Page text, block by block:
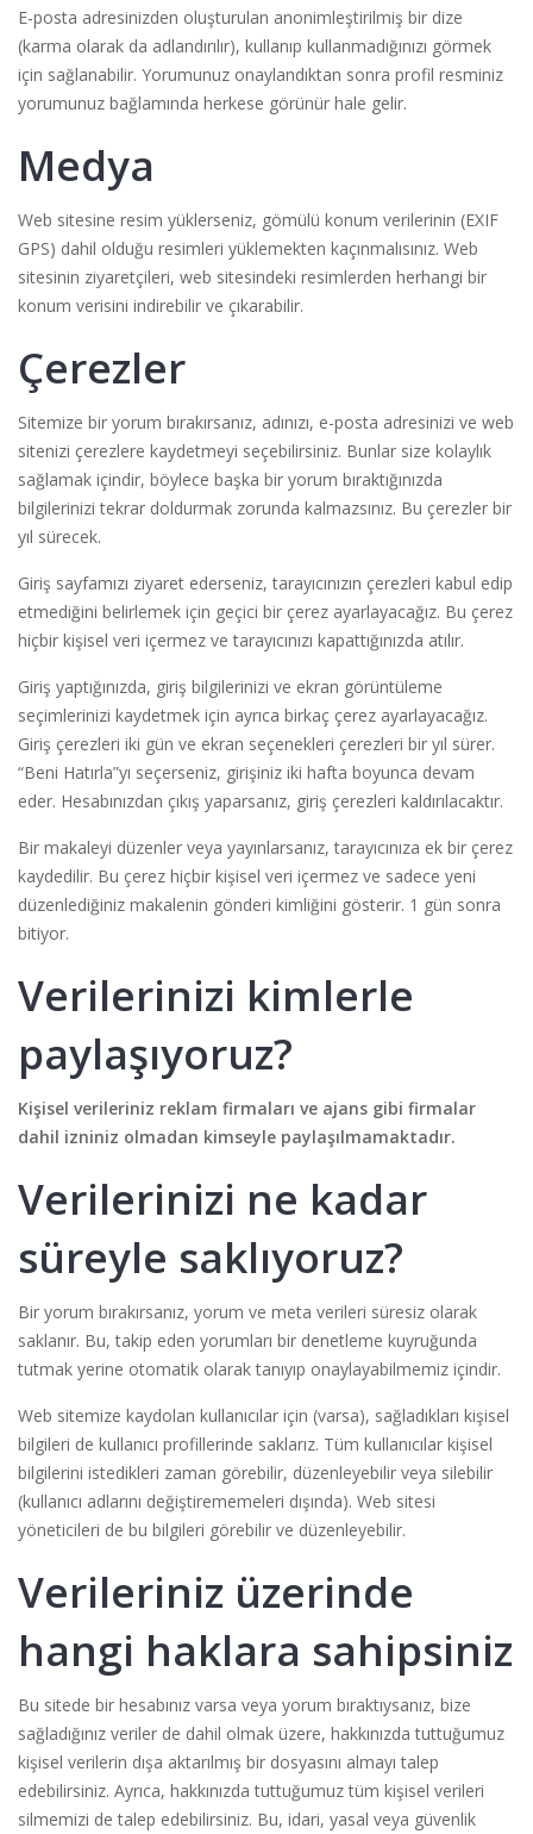
E-posta adresinizden oluşturulan anonimleştirilmiş bir dize
(karma olarak da adlandırılır), kullanıp kullanmadığınızı görmek
için sağlanabilir. Yorumunuz onaylandıktan sonra profil resminiz
yorumunuz bağlamında herkese görünür hale gelir.
Medya
Web sitesine resim yüklerseniz, gömülü konum verilerinin (EXIF
GPS) dahil olduğu resimleri yüklemekten kaçınmalısınız. Web
sitesinin ziyaretçileri, web sitesindeki resimlerden herhangi bir
konum verisini indirebilir ve çıkarabilir.
Çerezler
Sitemize bir yorum bırakırsanız, adınızı, e-posta adresinizi ve web
sitenizi çerezlere kaydetmeyi seçebilirsiniz. Bunlar size kolaylık
sağlamak içindir, böylece başka bir yorum bıraktığınızda
bilgilerinizi tekrar doldurmak zorunda kalmazsınız. Bu çerezler bir
yıl sürecek.
Giriş sayfamızı ziyaret ederseniz, tarayıcınızın çerezleri kabul edip
etmediğini belirlemek için geçici bir çerez ayarlayacağız. Bu çerez
hiçbir kişisel veri içermez ve tarayıcınızı kapattığınızda atılır.
Giriş yaptığınızda, giriş bilgilerinizi ve ekran görüntüleme
seçimlerinizi kaydetmek için ayrıca birkaç çerez ayarlayacağız.
Giriş çerezleri iki gün ve ekran seçenekleri çerezleri bir yıl sürer.
“Beni Hatırla”yı seçerseniz, girişiniz iki hafta boyunca devam
eder. Hesabınızdan çıkış yaparsanız, giriş çerezleri kaldırılacaktır.
Bir makaleyi düzenler veya yayınlarsanız, tarayıcınıza ek bir çerez
kaydedilir. Bu çerez hiçbir kişisel veri içermez ve sadece yeni
düzenlediğiniz makalenin gönderi kimliğini gösterir. 1 gün sonra
bitiyor.
Verilerinizi kimlerle
paylaşıyoruz?
Kişisel verileriniz reklam firmaları ve ajans gibi firmalar
dahil izniniz olmadan kimseyle paylaşılmamaktadır.
Verilerinizi ne kadar
süreyle saklıyoruz?
Bir yorum bırakırsanız, yorum ve meta verileri süresiz olarak
saklanır. Bu, takip eden yorumları bir denetleme kuyruğunda
tutmak yerine otomatik olarak tanıyıp onaylayabilmemiz içindir.
Web sitemize kaydolan kullanıcılar için (varsa), sağladıkları kişisel
bilgileri de kullanıcı profillerinde saklarız. Tüm kullanıcılar kişisel
bilgilerini istedikleri zaman görebilir, düzenleyebilir veya silebilir
(kullanıcı adlarını değiştirememeleri dışında). Web sitesi
yöneticileri de bu bilgileri görebilir ve düzenleyebilir.
Verileriniz üzerinde
hangi haklara sahipsiniz
Bu sitede bir hesabınız varsa veya yorum bıraktıysanız, bize
sağladığınız veriler de dahil olmak üzere, hakkınızda tuttuğumuz
kişisel verilerin dışa aktarılmış bir dosyasını almayı talep
edebilirsiniz. Ayrıca, hakkınızda tuttuğumuz tüm kişisel verileri
silmemizi de talep edebilirsiniz. Bu, idari, yasal veya güvenlik